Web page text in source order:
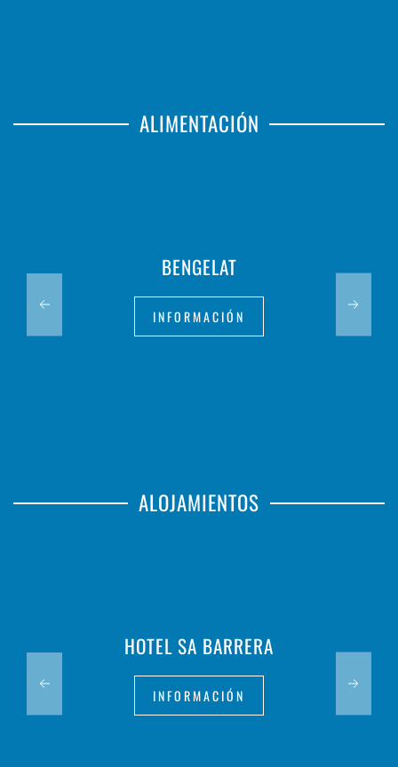
ALIMENTACIÓN
BENGELAT
INFORMACIÓN
ALOJAMIENTOS
HOTEL SA BARRERA
INFORMACIÓN